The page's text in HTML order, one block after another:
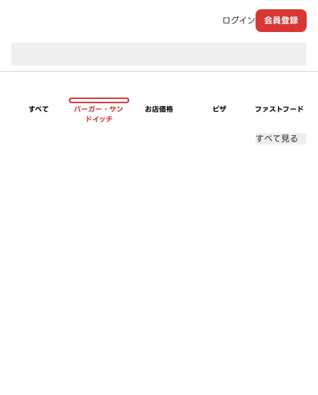
ログイン 会員登録
すべて
バーガー・サン
ドイッチ
お店価格 ピザ ファストフード
すべて見る